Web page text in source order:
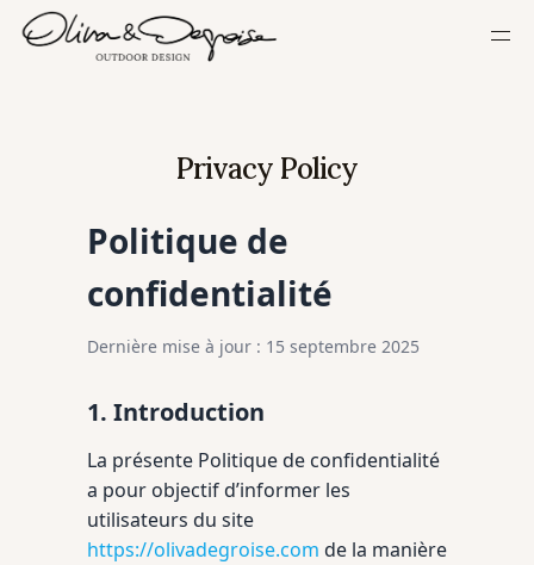
OUR APPROACH
PRESS
CONTACT
English
Privacy Policy
Politique de
confidentialité
Dernière mise à jour : 15 septembre 2025
1. Introduction
La présente Politique de confidentialité
a pour objectif d’informer les
utilisateurs du site
https://olivadegroise.com de la manière